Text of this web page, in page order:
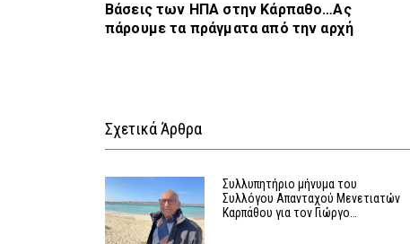
Βάσεις των ΗΠΑ στην Κάρπαθο…Ας
πάρουμε τα πράγματα από την αρχή
Σχετικά Άρθρα
Συλλυπητήριο μήνυμα του
Συλλόγου Απανταχού Μενετιατών
Καρπάθου για τον Γιώργο…